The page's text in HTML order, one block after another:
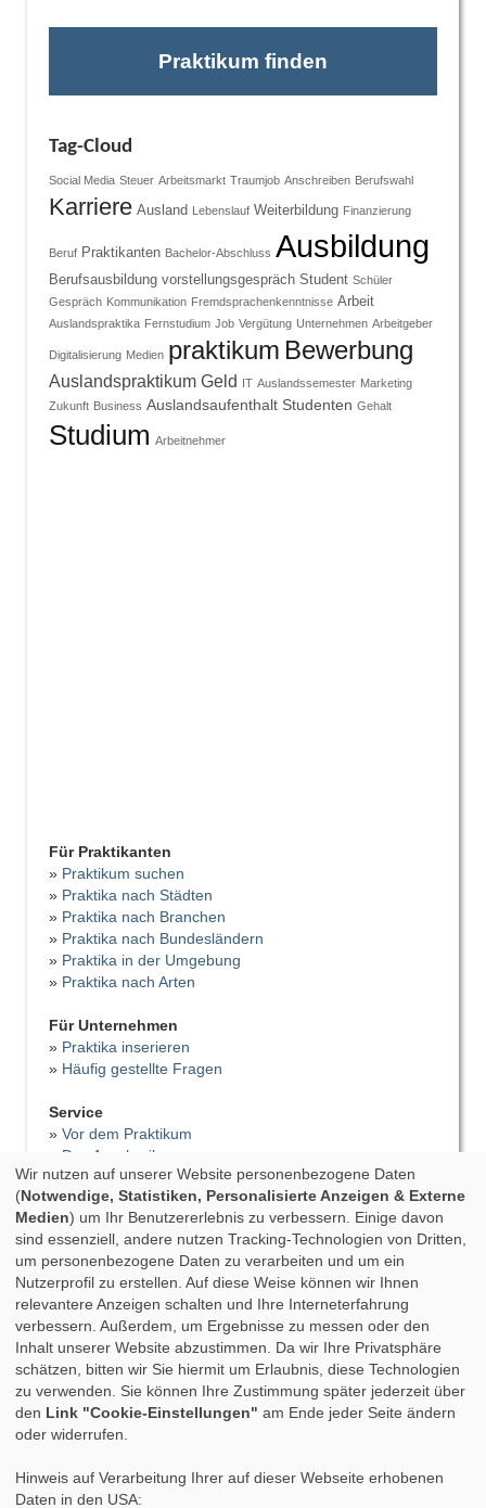
Praktikum finden
Tag-Cloud
Social Media Steuer Arbeitsmarkt Traumjob Anschreiben Berufswahl
Karriere Ausland Lebenslauf Weiterbildung Finanzierung
Beruf Praktikanten Bachelor-Abschluss Ausbildung
Berufsausbildung vorstellungsgespräch Student Schüler
Gespräch Kommunikation Fremdsprachenkenntnisse Arbeit
Auslandspraktika Fernstudium Job Vergütung Unternehmen Arbeitgeber
Digitalisierung Medien praktikum Bewerbung
Auslandspraktikum Geld IT Auslandssemester Marketing
Zukunft Business Auslandsaufenthalt Studenten Gehalt
Studium Arbeitnehmer
Für Praktikanten
» Praktikum suchen
» Praktika nach Städten
» Praktika nach Branchen
» Praktika nach Bundesländern
» Praktika in der Umgebung
» Praktika nach Arten
Für Unternehmen
» Praktika inserieren
» Häufig gestellte Fragen
Service
» Vor dem Praktikum
Das Anschreiben
»Der Lebenslauf
»Vorstellungsgespräch
»Bewerbungsfehler
»Tipps für das Praktikum
»Praktikumsbericht
»Praktikumszeugnis
»Nach dem Praktikum
»Studium & Praktikum
»Fortbildung
»Auslandspraktikum
»Berufsbegleitendes Studium
Wir nutzen auf unserer Website personenbezogene Daten
(Notwendige, Statistiken, Personalisierte Anzeigen & Externe
Medien) um Ihr Benutzererlebnis zu verbessern. Einige davon
sind essenziell, andere nutzen Tracking-Technologien von Dritten,
um personenbezogene Daten zu verarbeiten und um ein
Nutzerprofil zu erstellen. Auf diese Weise können wir Ihnen
relevantere Anzeigen schalten und Ihre Interneterfahrung
verbessern. Außerdem, um Ergebnisse zu messen oder den
Inhalt unserer Website abzustimmen. Da wir Ihre Privatsphäre
schätzen, bitten wir Sie hiermit um Erlaubnis, diese Technologien
zu verwenden. Sie können Ihre Zustimmung später jederzeit über
den Link "Cookie-Einstellungen" am Ende jeder Seite ändern
oder widerrufen.
Hinweis auf Verarbeitung Ihrer auf dieser Webseite erhobenen
Daten in den USA: